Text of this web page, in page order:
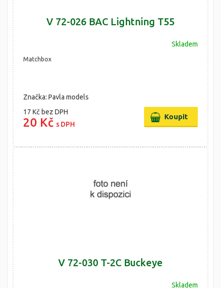
V 72-026 BAC Lightning T55
Skladem
Matchbox
Značka: Pavla models
17 Kč bez DPH
20 Kč s DPH
V 72-030 T-2C Buckeye
Skladem